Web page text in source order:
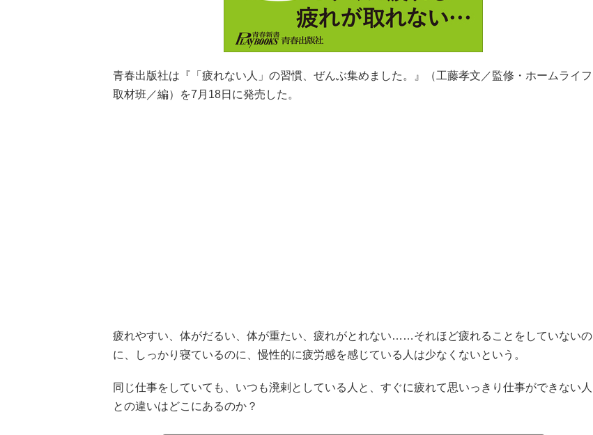
青春出版社は『「疲れない人」の習慣、ぜんぶ集めました。』（工藤孝文／監修・ホームライフ
取材班／編）を7月18日に発売した。
疲れやすい、体がだるい、体が重たい、疲れがとれない……それほど疲れることをしていないの
に、しっかり寝ているのに、慢性的に疲労感を感じている人は少なくないという。
同じ仕事をしていても、いつも溌剌としている人と、すぐに疲れて思いっきり仕事ができない人
との違いはどこにあるのか？